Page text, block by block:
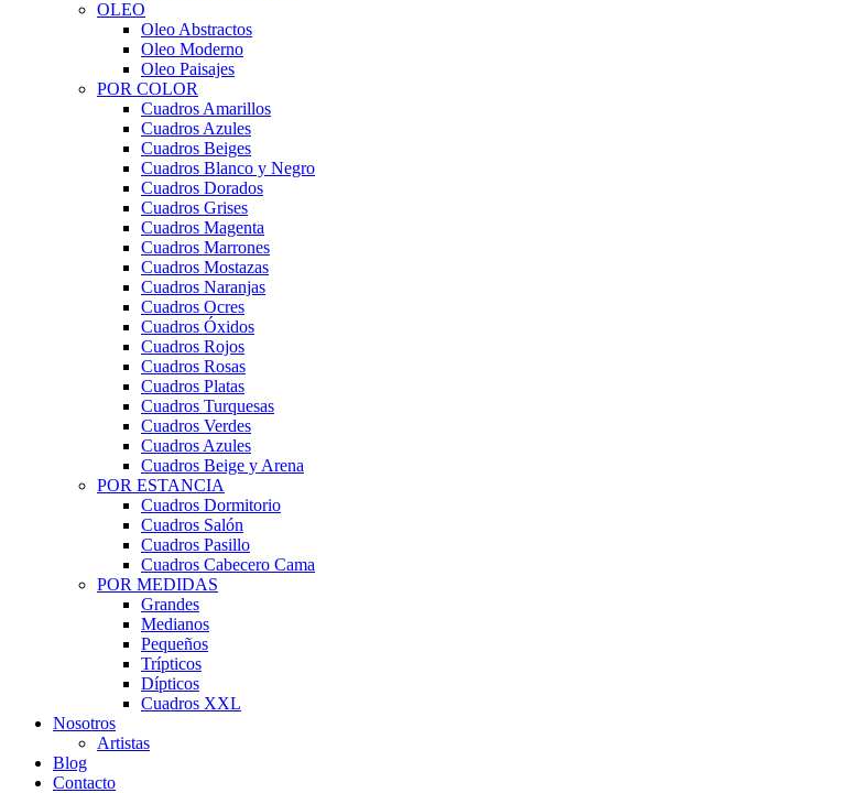
OLEO
Oleo Abstractos
Oleo Moderno
Oleo Paisajes
POR COLOR
Cuadros Amarillos
Cuadros Azules
Cuadros Beiges
Cuadros Blanco y Negro
Cuadros Dorados
Cuadros Grises
Cuadros Magenta
Cuadros Marrones
Cuadros Mostazas
Cuadros Naranjas
Cuadros Ocres
Cuadros Óxidos
Cuadros Rojos
Cuadros Rosas
Cuadros Platas
Cuadros Turquesas
Cuadros Verdes
Cuadros Azules
Cuadros Beige y Arena
POR ESTANCIA
Cuadros Dormitorio
Cuadros Salón
Cuadros Pasillo
Cuadros Cabecero Cama
POR MEDIDAS
Grandes
Medianos
Pequeños
Trípticos
Dípticos
Cuadros XXL
Nosotros
Artistas
Blog
Contacto